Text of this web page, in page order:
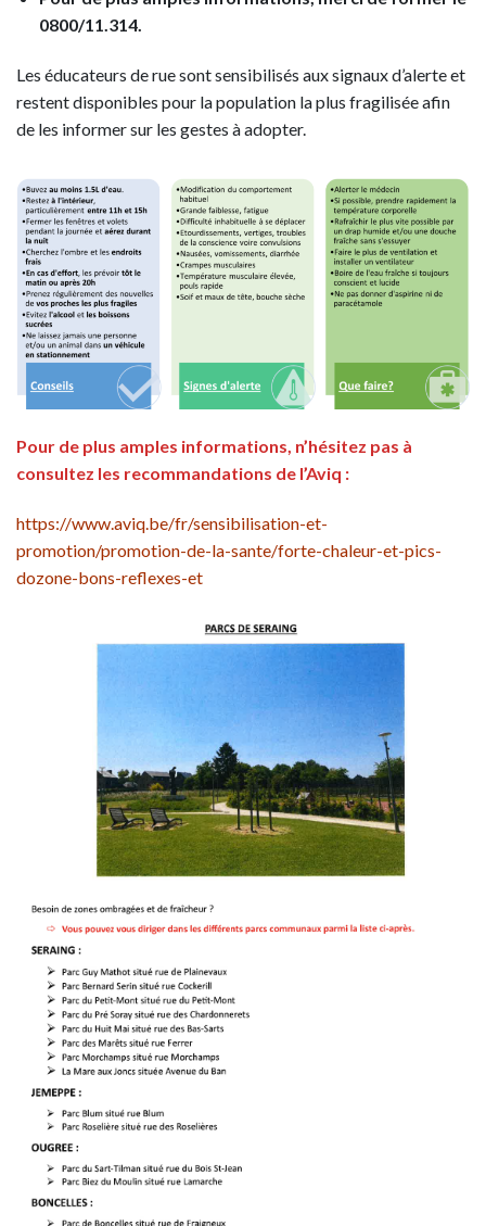
0800/11.314.
Les éducateurs de rue sont sensibilisés aux signaux d’alerte et
restent disponibles pour la population la plus fragilisée afin
de les informer sur les gestes à adopter.
Pour de plus amples informations, n’hésitez pas à
consultez les recommandations de l’Aviq :
https://www.aviq.be/fr/sensibilisation-et-
promotion/promotion-de-la-sante/forte-chaleur-et-pics-
dozone-bons-reflexes-et